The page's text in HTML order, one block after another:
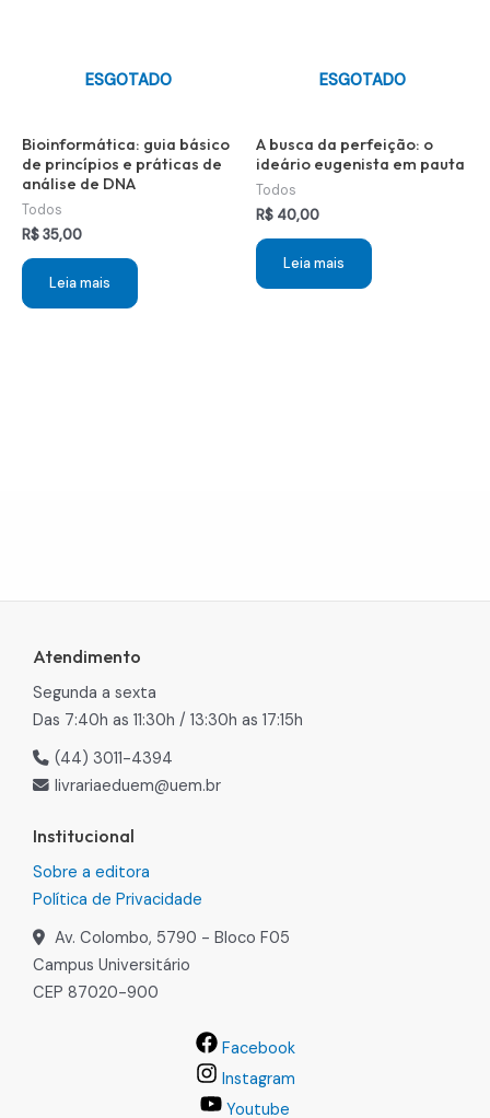
ESGOTADO
Bioinformática: guia básico
de princípios e práticas de
análise de DNA
Todos
R$35,00
Leia mais
ESGOTADO
A busca da perfeição: o
ideário eugenista em pauta
Todos
R$ 40,00
Leia mais
Atendimento
Segunda a sexta
Das 7:40h as 11:30h / 13:30h as 17:15h
(44) 3011-4394
livrariaeduem@uem.br
Institucional
Sobre a editora
Política de Privacidade
Av. Colombo, 5790 - Bloco F05
Campus Universitário
CEP 87020-900
Facebook
Instagram
Youtube